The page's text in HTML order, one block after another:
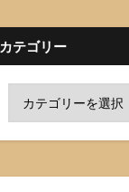
カテゴリー